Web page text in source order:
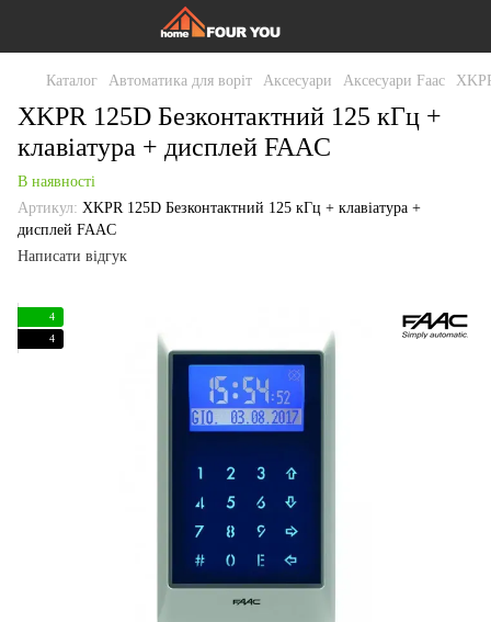
Каталог Автоматика для воріт Аксесуари Аксесуари Faac
XKPR 125D Безконтактний 125 кГц +
клавіатура + дисплей FAAC
В наявності
Артикул: XKPR 125D Безконтактний 125 кГц + клавіатура +
дисплей FAAC
Написати відгук
4
4